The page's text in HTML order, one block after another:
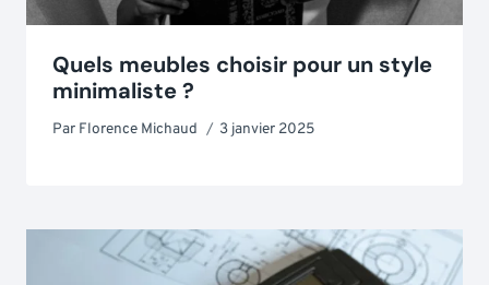
Quels meubles choisir pour un style
minimaliste ?
Par Florence Michaud 3 janvier 2025